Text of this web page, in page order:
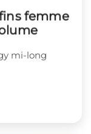
femme
mi-long